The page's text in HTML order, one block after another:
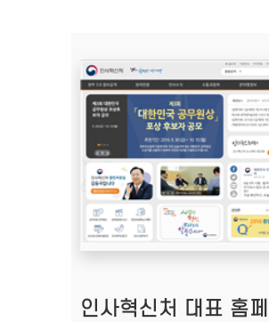
인사혁신처 대표 홈페